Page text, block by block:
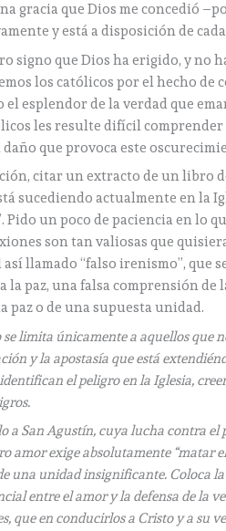
gracia que Dios me concedió
y está a disposición de
signo que Dios ha erigido, y no
los católicos por el hecho de
el esplendor de la verdad que
les resulte difícil
que provoca este
citar un extracto de un libro
sucediendo actualmente en la
Pido un poco de paciencia en lo
son tan valiosas que
así llamado “falso irenismo”,
la paz, una falsa comprensión
paz o de una supuesta unidad.
se limita únicamente a aquellos que
y la apostasía que está
el peligro en la Iglesia,
a San Agustín, cuya lucha contra
amor exige absolutamente
una unidad insignificante. Coloca
entre el amor y la defensa de la
que en conducirlos a Cristo y a su